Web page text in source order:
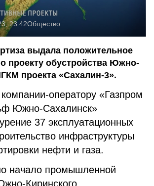
23:42Общество
выдала положительное
проекту обустройства Южно-
проекта «Сахалин-3».
оператору «Газпром
Южно-Сахалинск»
37 эксплуатационных
инфраструктуры
нефти и газа.
начало промышленной
Киринского